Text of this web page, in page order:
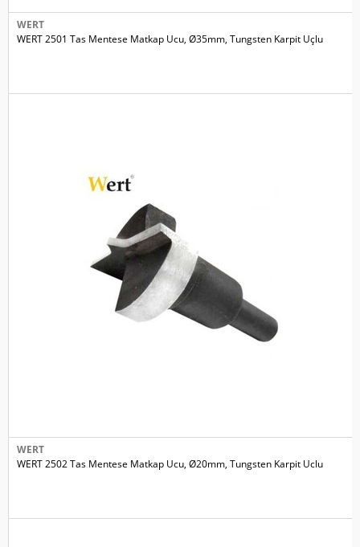
WERT
WERT 2501 Tas Mentese Matkap Ucu, Ø35mm, Tungsten Karpit Uçlu
WERT
WERT 2502 Tas Mentese Matkap Ucu, Ø20mm, Tungsten Karpit Uclu